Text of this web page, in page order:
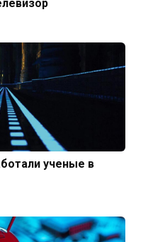
ученые в